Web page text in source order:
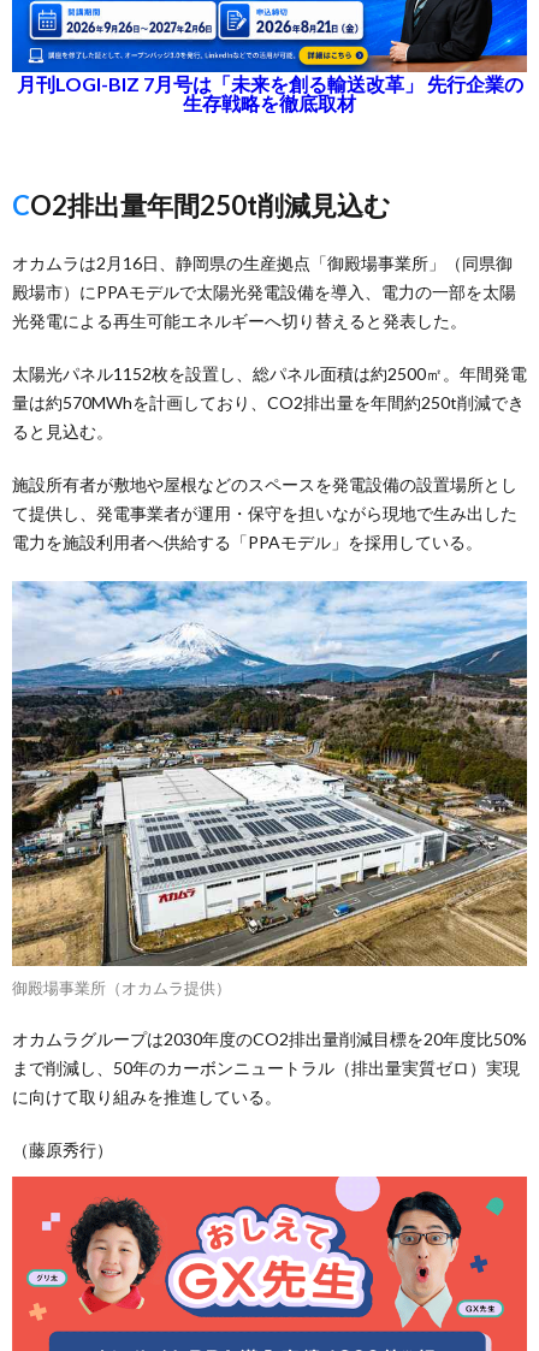
月刊LOGI-BIZ 7月号は「未来を創る輸送改革」 先行企業の
生存戦略を徹底取材
CO2排出量年間250t削減見込む
オカムラは2月16日、静岡県の生産拠点「御殿場事業所」（同県御
殿場市）にPPAモデルで太陽光発電設備を導入、電力の一部を太陽
光発電による再生可能エネルギーへ切り替えると発表した。
太陽光パネル1152枚を設置し、総パネル面積は約2500㎡。年間発電
量は約570MWhを計画しており、CO2排出量を年間約250t削減でき
ると見込む。
施設所有者が敷地や屋根などのスペースを発電設備の設置場所とし
て提供し、発電事業者が運用・保守を担いながら現地で生み出した
電力を施設利用者へ供給する「PPAモデル」を採用している。
御殿場事業所（オカムラ提供）
オカムラグループは2030年度のCO2排出量削減目標を20年度比50%
まで削減し、50年のカーボンニュートラル（排出量実質ゼロ）実現
に向けて取り組みを推進している。
（藤原秀行）